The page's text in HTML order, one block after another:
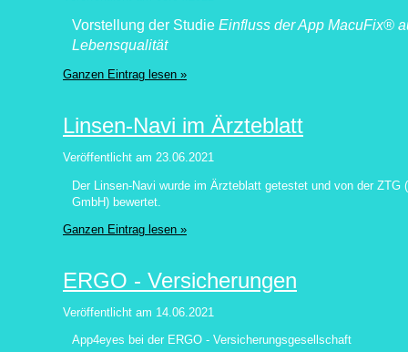
Vorstellung der Studie Einfluss der App MacuFix®
Lebensqualität
Ganzen Eintrag lesen »
Linsen-Navi im Ärzteblatt
Veröffentlicht am 23.06.2021
Der Linsen-Navi wurde im Ärzteblatt getestet und von der ZTG
GmbH) bewertet.
Ganzen Eintrag lesen »
ERGO - Versicherungen
Veröffentlicht am 14.06.2021
App4eyes bei der ERGO - Versicherungsgesellschaft